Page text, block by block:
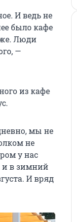
И ведь не
было кафе
Люди
—
из кафе
мы не
не
у нас
и в зимний
И вряд